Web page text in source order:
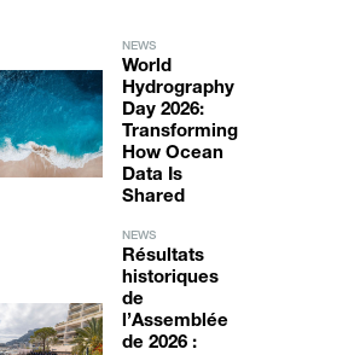
NEWS
World
Hydrography
Day 2026:
Transforming
How Ocean
Data Is
Shared
NEWS
Résultats
historiques
de
l’Assemblée
de 2026 :